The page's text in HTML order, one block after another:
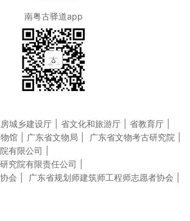
南粤古驿道app
城乡建设厅 省文化和旅游厅
省教育厅
馆 广东省文物局
广东省文物考古研究院
有限公司
究院有限责任公司
会
广东省规划师建筑师工程师志愿者协会